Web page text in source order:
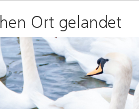
Ort gelandet